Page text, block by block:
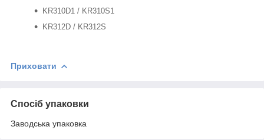
KR310D1 / KR310S1
KR312D / KR312S
Приховати
Спосіб упаковки
Заводська упаковка